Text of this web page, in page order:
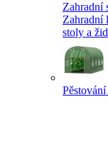
Zahradní
Zahradní
stoly a